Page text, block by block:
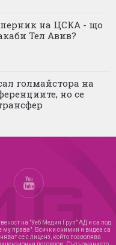
на ЦСКА - що
Тел Авив?
голмайстора на
но се
на "Уеб Медия Груп" АД и са под
му права". Всички снимки и видеа са
се с лиценз, който позволява